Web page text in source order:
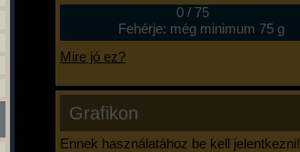
0/ 75
Fehérje: még minimum 75 g
Mire jó ez?
Grafikon
Ennek használatához be kell jelentkezni!